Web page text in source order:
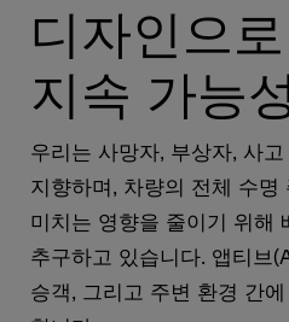
디자인으
지속 가능
우리는 사망자, 부상자, 사
지향하며, 차량의 전체 수명
미치는 영향을 줄이기 위해
추구하고 있습니다. 앱티브
승객, 그리고 주변 환경 간